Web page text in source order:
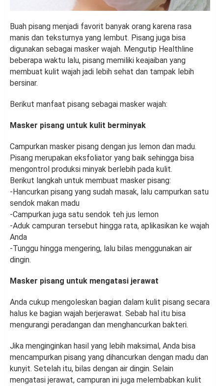
Buah pisang menjadi favorit banyak orang karena rasa
manis dan teksturnya yang lembut. Pisang juga bisa
digunakan sebagai masker wajah. Mengutip Healthline
beberapa waktu lalu, pisang memiliki keajaiban yang
membuat kulit wajah jadi lebih sehat dan tampak lebih
bersinar.
Berikut manfaat pisang sebagai masker wajah:
Masker pisang untuk kulit berminyak
Campurkan masker pisang dengan jus lemon dan madu.
Pisang merupakan eksfoliator yang baik sehingga bisa
mengontrol produksi minyak berlebih pada kulit.
Berikut langkah untuk membuat masker pisang:
-Hancurkan pisang yang sudah masak, lalu campurkan satu
sendok makan madu
-Campurkan juga satu sendok teh jus lemon
-Aduk campuran tersebut hingga rata, aplikasikan ke wajah
Anda
-Tunggu hingga mengering, lalu bilas menggunakan air
dingin.
Masker pisang untuk mengatasi jerawat
Anda cukup mengoleskan bagian dalam kulit pisang secara
halus ke bagian wajah berjerawat. Sebab hal itu bisa
mengurangi peradangan dan menghancurkan bakteri.
Jika menginginkan hasil yang lebih maksimal, Anda bisa
mencampurkan pisang yang dihancurkan dengan madu dan
kunyit. Setelah itu, bilas dengan air dingin. Selain
mengatasi jerawat, campuran ini juga melembabkan kulit